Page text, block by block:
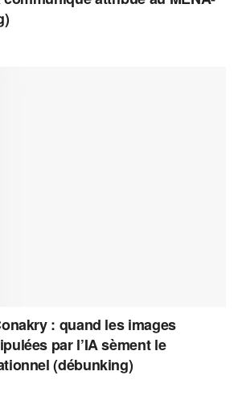
: quand les images
par l’IA sèment le
(débunking)